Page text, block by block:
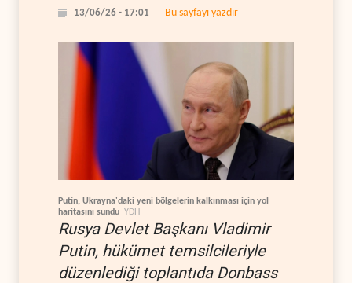
13/06/26 - 17:01 Bu sayfayı yazdır
Putin, Ukrayna'daki yeni bölgelerin kalkınması için yol
haritasını sundu YDH
Rusya Devlet Başkanı Vladimir
Putin, hükümet temsilcileriyle
düzenlediği toplantıda Donbass